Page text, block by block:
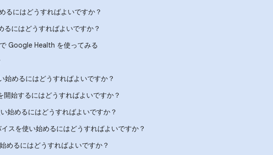
るにはどうすればよいですか？
にはどうすればよいですか？
Google Health を使ってみる
めるにはどうすればよいですか？
始するにはどうすればよいですか？
始めるにはどうすればよいですか？
スを使い始めるにはどうすればよいですか？
めるにはどうすればよいですか？